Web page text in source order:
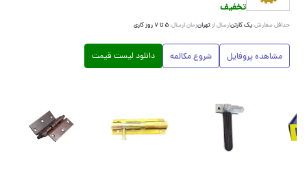
تخفیف
حداقل سفارش:یک کارتنارسال از:تهرانزمان ارسال:۵ تا ۷ روز کاری
مشاهده پروفایل شروع مکالمه دانلود لیست قیمت